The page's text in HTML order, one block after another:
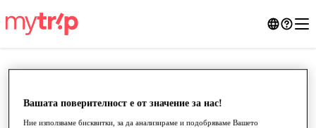
Вашата поверителност е от значение за нас!
Ние използваме бисквитки, за да анализираме и подобряваме Вашето